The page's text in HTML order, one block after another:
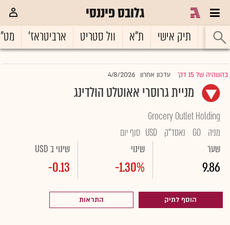
גלובס פיננסי
ראשי תיק אישי ת"א וול סטריט ארביטראז'
בהשהיה של 15 דק' |עדכון אחרון 4/8/2026
מניית גרוסרי אאוטלט הולדינג
Grocery Outlet Holding
מניה GO נאסד"ק USD סוף יום
שער
9.86
שינוי
-1.30%
שינוי ב USD
-0.13
הוסף לתיק התראות